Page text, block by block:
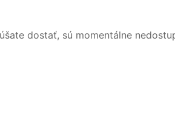
dostať, sú momentálne